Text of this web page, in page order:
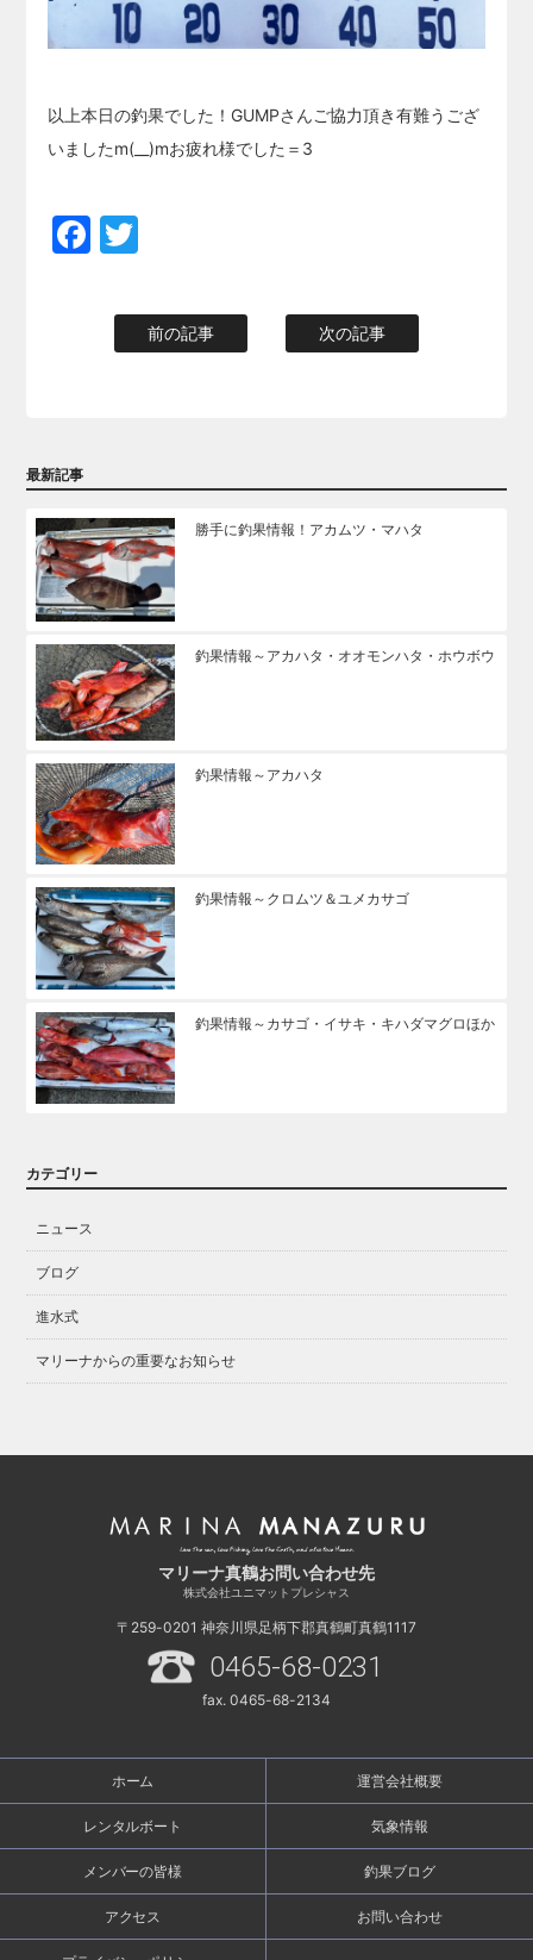
以上本日の釣果でした！GUMPさんご協力頂き有難うござ
いましたm(__)mお疲れ様でした＝3
Facebook
前の記事 次の記事
最新記事
勝手に釣果情報！アカムツ・マハタ
釣果情報～アカハタ・オオモンハタ・ホウボウ
釣果情報～アカハタ
釣果情報～クロムツ＆ユメカサゴ
釣果情報～カサゴ・イサキ・キハダマグロほか
カテゴリー
ニュース
ブログ
進水式
マリーナからの重要なお知らせ
マリーナ真鶴お問い合わせ先
株式会社ユニマットプレシャス
〒259-0201 神奈川県足柄下郡真鶴町真鶴1117
0465-68-0231
fax. 0465-68-2134
ホーム 運営会社概要
レンタルボート 気象情報
メンバーの皆様 釣果ブログ
アクセス お問い合わせ